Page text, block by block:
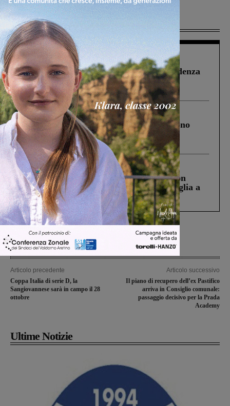
Più lette
Figline Incisa Valdarno 1 Agosto 2026
Piscina di Figline finanziata oltre la scadenza
Pnrr, il gruppo di Fratelli d’Italia: “Un
ringraziamento al Governo”
Cronaca 4 Agosto 2026
Un anno fa la strage in A1 in cui morirono
Gianni, Giulia e Franco. Lo schianto, il
processo, lo stop ai sorpassi fra tir....
Cronaca 3 Agosto 2026
Scomparso da una struttura di Castiglion
Fiorentino l’uomo che aveva ucciso la figlia a
Levane nel 2020
Articolo precedente
Coppa Italia di serie D, la
Sangiovannese sarà in campo il 28
ottobre
Articolo successivo
Il piano di recupero dell’ex Pastifico
arriva in Consiglio comunale:
passaggio decisivo per la Prada
Academy
Ultime Notizie